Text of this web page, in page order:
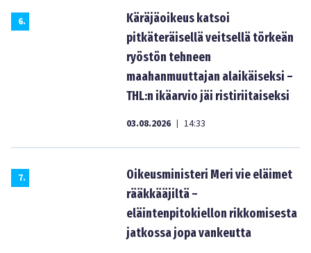
6.
Käräjäoikeus katsoi
pitkäteräisellä veitsellä törkeän
ryöstön tehneen
maahanmuuttajan alaikäiseksi –
THL:n ikäarvio jäi ristiriitaiseksi
03.08.2026 | 14:33
7.
Oikeusministeri Meri vie eläimet
rääkkääjiltä –
eläintenpitokiellon rikkomisesta
jatkossa jopa vankeutta